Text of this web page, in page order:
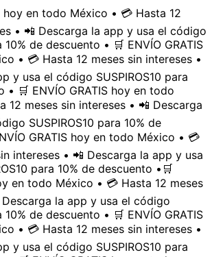
hoy en todo México • 💳 Hasta 12
• 📲 Descarga la app y usa el código
10% de descuento • 🛒 ENVÍO GRATIS
• 💳 Hasta 12 meses sin intereses •
y usa el código SUSPIROS10 para
• 🛒 ENVÍO GRATIS hoy en todo
12 meses sin intereses • 📲 Descarga
SUSPIROS10 para 10% de
GRATIS hoy en todo México • 💳
intereses • 📲 Descarga la app y usa
para 10% de descuento • 🛒
en todo México • 💳 Hasta 12 meses
la app y usa el código
10% de descuento • 🛒 ENVÍO GRATIS
• 💳 Hasta 12 meses sin intereses •
y usa el código SUSPIROS10 para